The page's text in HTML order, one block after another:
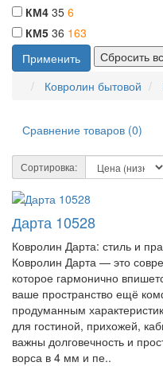
КМ4 35 6
КМ5 36 163
Ковролин бытовой
Сравнение товаров (0)
Сортировка:
Дарта 10528
Ковролин Дарта: стиль и
Ковролин Дарта — это
которое гармонично
ваше пространство ещё
продуманным
для гостиной, прихожей,
важны долговечность и
ворса в 4 мм и пе..